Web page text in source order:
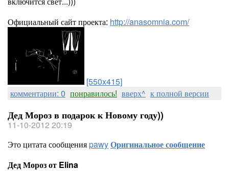
Официальный сайт проекта: http://anasomnia.com/
[550x415]
комментарии: 0 понравилось! вверх^ к полной версии
Дед Мороз в подарок к Новому году))
11-10-2012 20:19
Это цитата сообщенияpawyОригинальное сообщение
Дед Мороз от Elina